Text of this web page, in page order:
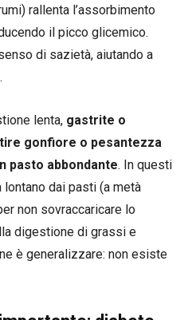
rallenta l’assorbimento
il picco glicemico.
di sazietà, aiutando a
lenta, gastrite o
gonfiore o pesantezza
pasto abbondante. In questi
dai pasti (a metà
non sovraccaricare lo
digestione di grassi e
è generalizzare: non esiste